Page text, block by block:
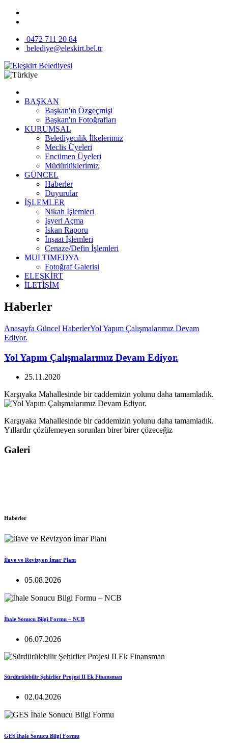
0472 711 20 84
belediye@eleskirt.bel.tr
BAŞKAN
Başkan'ın Özgeçmişi
Başkan'ın Fotoğrafları
KURUMSAL
Belediyecilik İlkelerimiz
Meclis Üyeleri
Encümen Üyeleri
Müdürlüklerimiz
GÜNCEL
Haberler
Duyurular
İŞLEMLER
Nikah İşlemleri
İşyeri Açma
İskan Raporu
İnşaat İşlemleri
Cenaze/Defin İşlemleri
MULTIMEDYA
Fotoğraf Galerisi
ELEŞKİRT
İLETİŞİM
Haberler
Anasayfa Güncel HaberlerYol Yapım Çalışmalarımız Devam
Ediyor.
Yol Yapım Çalışmalarımız Devam Ediyor.
25.11.2020
Karşıyaka Mahallesinde bir caddemizin yolunu daha tamamladık.
Karşıyaka Mahallesinde bir caddemizin yolunu daha tamamladık.
Yıllardır çözülemeyen sorunları birer birer çözeceğiz
Galeri
Haberler
İlave ve Revizyon İmar Planı
05.08.2026
İhale Sonucu Bilgi Formu – NCB
06.07.2026
Sürdürülebilir Şehirlier Projesi II Ek Finansman
02.04.2026
GES İhale Sonucu Bilgi Formu